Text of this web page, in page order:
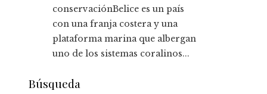
conservaciónBelice es un país
con una franja costera y una
plataforma marina que albergan
uno de los sistemas coralinos...
Búsqueda